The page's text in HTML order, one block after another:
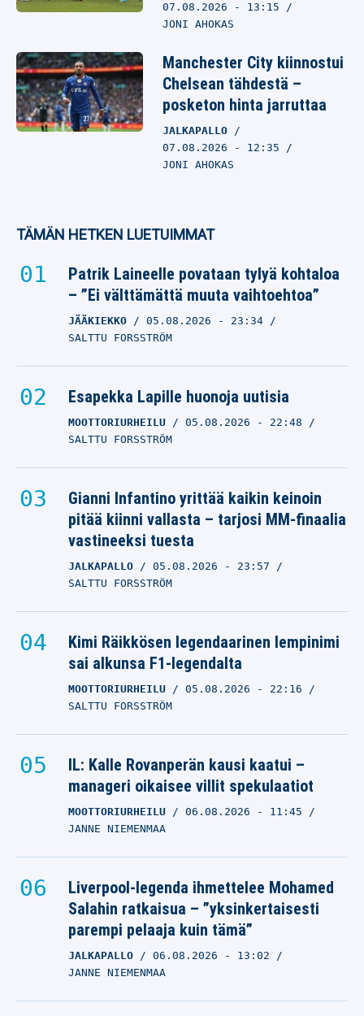
07.08.2026 - 13:15
JONI AHOKAS
Manchester City kiinnostui
Chelsean tähdestä –
posketon hinta jarruttaa
JALKAPALLO
07.08.2026 - 12:35
JONI AHOKAS
TÄMÄN HETKEN LUETUIMMAT
Patrik Laineelle povataan tylyä kohtaloa
– ”Ei välttämättä muuta vaihtoehtoa”
JÄÄKIEKKO 05.08.2026 - 23:34
SALTTU FORSSTRÖM
Esapekka Lapille huonoja uutisia
MOOTTORIURHEILU 05.08.2026 - 22:48
SALTTU FORSSTRÖM
Gianni Infantino yrittää kaikin keinoin
pitää kiinni vallasta – tarjosi MM-finaalia
vastineeksi tuesta
JALKAPALLO 05.08.2026 - 23:57
SALTTU FORSSTRÖM
Kimi Räikkösen legendaarinen lempinimi
sai alkunsa F1-legendalta
MOOTTORIURHEILU 05.08.2026 - 22:16
SALTTU FORSSTRÖM
IL: Kalle Rovanperän kausi kaatui –
manageri oikaisee villit spekulaatiot
MOOTTORIURHEILU 06.08.2026 - 11:45
JANNE NIEMENMAA
Liverpool-legenda ihmettelee Mohamed
Salahin ratkaisua – ”yksinkertaisesti
parempi pelaaja kuin tämä”
JALKAPALLO 06.08.2026 - 13:02
JANNE NIEMENMAA